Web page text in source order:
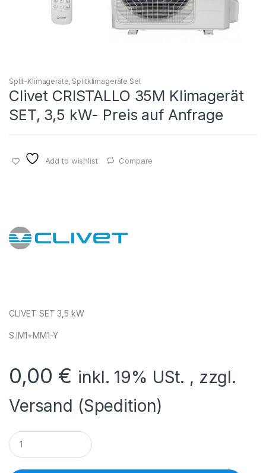
Split-Klimageräte, Splitklimageräte Set
Clivet CRISTALLO 35M Klimagerät
SET, 3,5 kW- Preis auf Anfrage
Add to wishlist Compare
CLIVET SET 3,5 kW
S.IM1+MM1-Y
0,00 € inkl. 19% USt. , zzgl.
Versand (Spedition)
Q
u
a